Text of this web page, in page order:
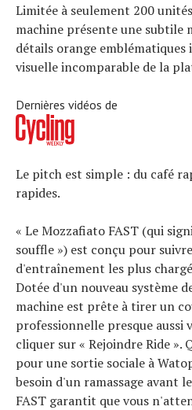
Limitée à seulement 200
machine présente une subtile
détails orange
visuelle incomparable de la
Dernières vidéos de
Le pitch est simple : du café
rapides.
« Le Mozzafiato FAST (qui
souffle ») est conçu pour
d'entraînement les plus
Dotée d'un nouveau système
machine est prête à tirer un
professionnelle presque aussi
cliquer sur « Rejoindre Ride ».
pour une sortie sociale à
besoin d'un ramassage avant
FAST garantit que vous